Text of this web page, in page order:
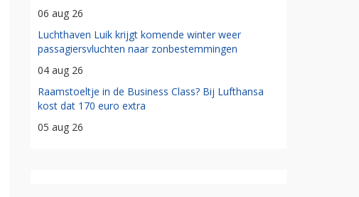
06 aug 26
Luchthaven Luik krijgt komende winter weer
passagiersvluchten naar zonbestemmingen
04 aug 26
Raamstoeltje in de Business Class? Bij Lufthansa
kost dat 170 euro extra
05 aug 26